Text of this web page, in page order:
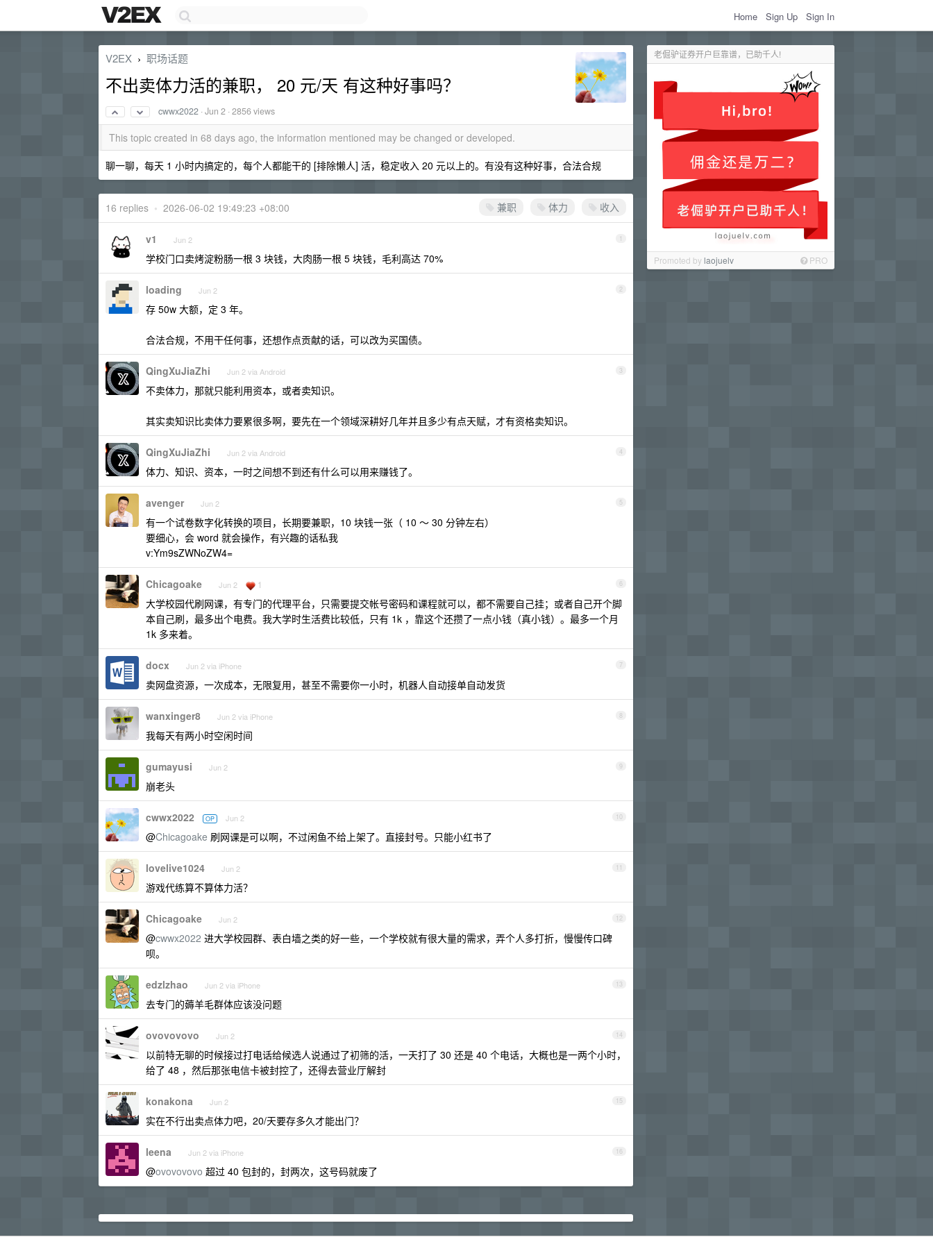
Home Sign Up Sign In
老倔驴证券开户巨靠谱，已助千人!
Promoted bylaojuelv PRO
V2EX › 职场话题
不出卖体力活的兼职， 20 元/天 有这种好事吗？
cwwx2022 ·Jun 2 · 2856 views
This topic created in 68 days ago, the information mentioned may be changed or developed.
聊一聊，每天 1 小时内搞定的，每个人都能干的 [排除懒人] 活，稳定收入 20 元以上的。有没有这种好事，合法合规
兼职 体力 收入
16 replies • 2026-06-02 19:49:23 +08:00
1
v1 Jun 2
学校门口卖烤淀粉肠一根 3 块钱，大肉肠一根 5 块钱，毛利高达 70%
2
loading Jun 2
存 50w 大额，定 3 年。
合法合规，不用干任何事，还想作点贡献的话，可以改为买国债。
3
QingXuJiaZhi Jun 2 via Android
不卖体力，那就只能利用资本，或者卖知识。
其实卖知识比卖体力要累很多啊，要先在一个领域深耕好几年并且多少有点天赋，才有资格卖知识。
4
QingXuJiaZhi Jun 2 via Android
体力、知识、资本，一时之间想不到还有什么可以用来赚钱了。
5
avenger Jun 2
有一个试卷数字化转换的项目，长期要兼职，10 块钱一张（ 10 ～ 30 分钟左右）
要细心，会 word 就会操作，有兴趣的话私我
v:Ym9sZWNoZW4=
6
Chicagoake Jun 2 1
大学校园代刷网课，有专门的代理平台，只需要提交帐号密码和课程就可以，都不需要自己挂；或者自己开个脚
本自己刷，最多出个电费。我大学时生活费比较低，只有 1k ，靠这个还攒了一点小钱（真小钱）。最多一个月
1k 多来着。
7
docx Jun 2 via iPhone
卖网盘资源，一次成本，无限复用，甚至不需要你一小时，机器人自动接单自动发货
8
wanxinger8 Jun 2 via iPhone
我每天有两小时空闲时间
9
gumayusi Jun 2
崩老头
10
cwwx2022 OP Jun 2
@Chicagoake 刷网课是可以啊，不过闲鱼不给上架了。直接封号。只能小红书了
11
lovelive1024 Jun 2
游戏代练算不算体力活？
12
Chicagoake Jun 2
@cwwx2022 进大学校园群、表白墙之类的好一些，一个学校就有很大量的需求，弄个人多打折，慢慢传口碑
呗。
13
edzlzhao Jun 2 via iPhone
去专门的薅羊毛群体应该没问题
14
ovovovovo Jun 2
以前特无聊的时候接过打电话给候选人说通过了初筛的活，一天打了 30 还是 40 个电话，大概也是一两个小时，
给了 48 ，然后那张电信卡被封控了，还得去营业厅解封
15
konakona Jun 2
实在不行出卖点体力吧，20/天要存多久才能出门？
16
leena Jun 2 via iPhone
@ovovovovo 超过 40 包封的，封两次，这号码就废了